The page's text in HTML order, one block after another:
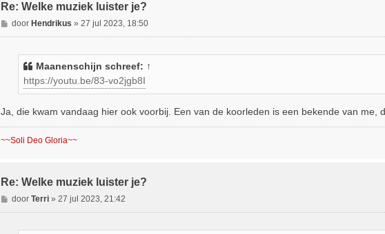
Re: Welke muziek luister je?
B
e
door Hendrikus » 27 jul 2023, 18:50
Maanenschijn schreef: ↑
https://youtu.be/83-vo2jgb8I
Ja, die kwam vandaag hier ook voorbij. Een van de koorleden is een bekende van me,
~~Soli Deo Gloria~~
Re: Welke muziek luister je?
B
e
door Terri» 27 jul 2023, 21:42